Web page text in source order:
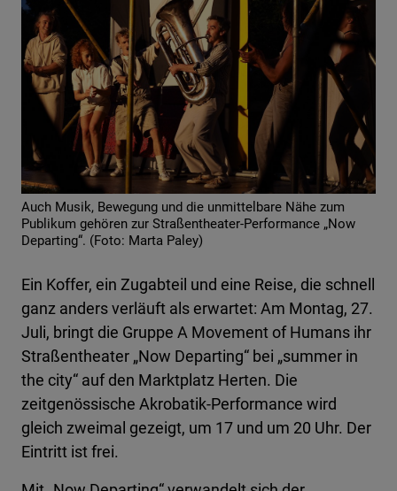
Auch Musik, Bewegung und die unmittelbare Nähe zum
Publikum gehören zur Straßentheater-Performance „Now
Departing“. (Foto: Marta Paley)
Ein Koffer, ein Zugabteil und eine Reise, die schnell
ganz anders verläuft als erwartet: Am Montag, 27.
Juli, bringt die Gruppe A Movement of Humans ihr
Straßentheater „Now Departing“ bei „summer in
the city“ auf den Marktplatz Herten. Die
zeitgenössische Akrobatik-Performance wird
gleich zweimal gezeigt, um 17 und um 20 Uhr. Der
Eintritt ist frei.